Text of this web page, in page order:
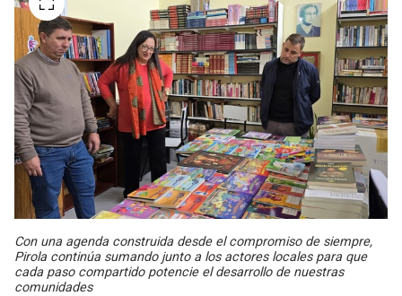
Con una agenda construida desde el compromiso de siempre,
Pirola continúa sumando junto a los actores locales para que
cada paso compartido potencie el desarrollo de nuestras
comunidades